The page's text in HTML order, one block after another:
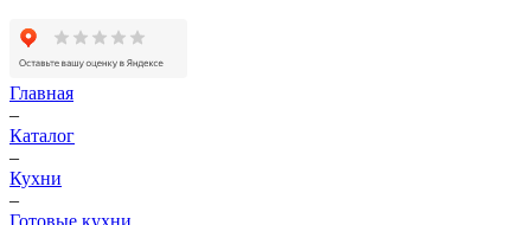
Главная
–
Каталог
–
Кухни
–
Готовые кухни